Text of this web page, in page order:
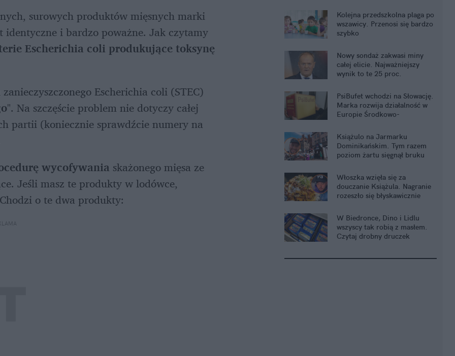
surowych produktów mięsnych marki
identyczne i bardzo poważne. Jak czytamy
Escherichia coli produkujące toksynę
Escherichia coli (STEC)
". Na szczęście problem nie dotyczy całej
partii (koniecznie sprawdźcie numery na
wycofywania skażonego mięsa ze
Jeśli masz te produkty w lodówce,
o te dwa produkty:
Kolejna przedszkolna plaga po
wszawicy. Przenosi się bardzo
szybko
Nowy sondaż zakwasi miny
całej elicie. Najważniejszy
wynik to te 25 proc.
PsiBufet wchodzi na Słowację.
Marka rozwija działalność w
Europie Środkowo-
Książulo na Jarmarku
Dominikańskim. Tym razem
poziom żartu sięgnął bruku
Włoszka wzięła się za
douczanie Książula. Nagranie
rozeszło się błyskawicznie
W Biedronce, Dino i Lidlu
wszyscy tak robią z masłem.
Czytaj drobny druczek